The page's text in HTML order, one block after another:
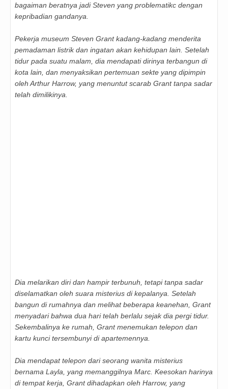
bagaiman beratnya jadi Steven yang problematikc dengan
kepribadian gandanya.
Pekerja museum Steven Grant kadang-kadang menderita
pemadaman listrik dan ingatan akan kehidupan lain. Setelah
tidur pada suatu malam, dia mendapati dirinya terbangun di
kota lain, dan menyaksikan pertemuan sekte yang dipimpin
oleh Arthur Harrow, yang menuntut scarab Grant tanpa sadar
telah dimilikinya.
Dia melarikan diri dan hampir terbunuh, tetapi tanpa sadar
diselamatkan oleh suara misterius di kepalanya. Setelah
bangun di rumahnya dan melihat beberapa keanehan, Grant
menyadari bahwa dua hari telah berlalu sejak dia pergi tidur.
Sekembalinya ke rumah, Grant menemukan telepon dan
kartu kunci tersembunyi di apartemennya.
Dia mendapat telepon dari seorang wanita misterius
bernama Layla, yang memanggilnya Marc. Keesokan harinya
di tempat kerja, Grant dihadapkan oleh Harrow, yang